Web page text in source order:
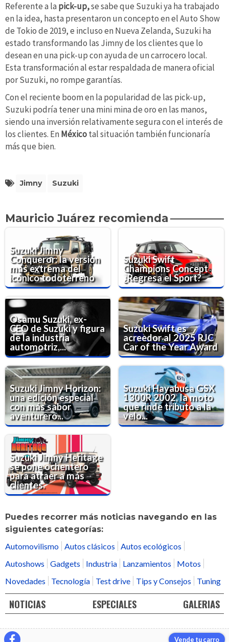
Referente a la pick-up,se sabe que Suzuki ya ha trabajado
en la idea, hasta presentaron un concepto en el Auto Show
de Tokio de 2019, e incluso en Nueva Zelanda, Suzuki ha
estado transformando las Jimny de los clientes que lo
desean en una pick-up con ayuda de un carrocero local.
Esta transformación al estar respaldada de manera oficial
por Suzuki, no rompe garantías.
Con el reciente boom en la popularidad de las pick-up,
Suzuki podría tener una mini mina de oro en las manos,
siendo una inversión relativamente segura con el interés de
los clientes. En Méxicotal situación también funcionaría
más que bien.
Jimny Suzuki
Mauricio Juárez recomienda
Suzuki Jimny
Conqueror: la versión
más extrema del
icónico todoterreno
Suzuki Swift
Champions Concept
¿Regresa el Sport?
Osamu Suzuki, ex-
CEO de Suzuki y figura
de la industria
automotriz,...
Suzuki Swift es
acreedor al 2025 RJC
Car of the Year Award
Suzuki Jimny Horizon:
una edición especial
con más sabor
aventurero...
Suzuki Hayabusa GSX
1300R 2002, la moto
que rinde tributo a la
velo...
Suzuki Jimny Heritage
se pone ochentero
para atraer a más
clientes.
Puedes recorrer más noticias navegando en las
siguientes categorías:
Automovilismo Autos clásicos
Autos ecológicos
Autoshows
Gadgets Industria Lanzamientos
Motos
Novedades
Tecnología Test drive Tips y Consejos Tuning
NOTICIAS ESPECIALES GALERIAS
Vende tu carro